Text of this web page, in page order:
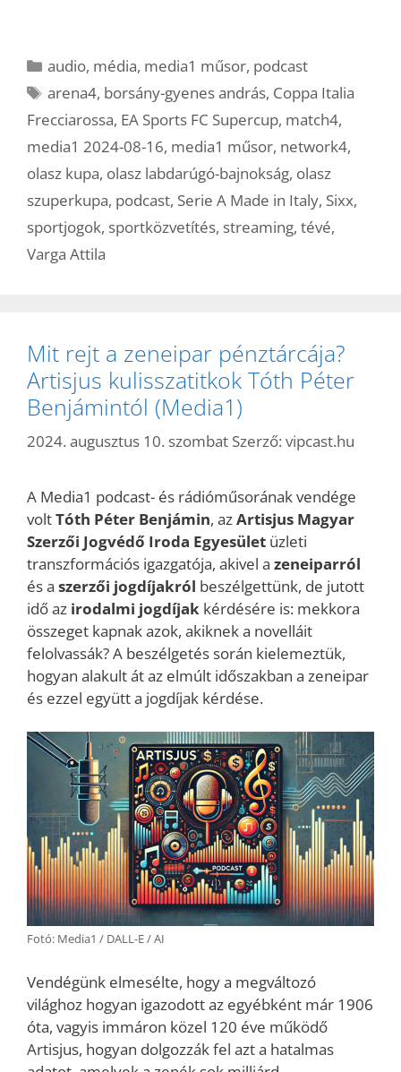
Kategória
audio, média, media1 műsor, podcast
Címkék
arena4, borsány-gyenes andrás, Coppa Italia
Frecciarossa, EA Sports FC Supercup, match4,
media1 2024-08-16, media1 műsor, network4,
olasz kupa, olasz labdarúgó-bajnokság, olasz
szuperkupa, podcast, Serie A Made in Italy, Sixx,
sportjogok, sportközvetítés, streaming, tévé,
Varga Attila
Mit rejt a zeneipar pénztárcája?
Artisjus kulisszatitkok Tóth Péter
Benjámintól (Media1)
2024. augusztus 10. szombat Szerző: vipcast.hu
A Media1 podcast- és rádióműsorának vendége
voltTóth Péter Benjámin, azArtisjus Magyar
Szerzői Jogvédő Iroda Egyesület üzleti
transzformációs igazgatója, akivel a zeneiparról
és a szerzői jogdíjakról beszélgettünk, de jutott
idő az irodalmi jogdíjak kérdésére is: mekkora
összeget kapnak azok, akiknek a novelláit
felolvassák? A beszélgetés során kielemeztük,
hogyan alakult át az elmúlt időszakban a zeneipar
és ezzel együtt a jogdíjak kérdése.
Fotó: Media1 / DALL-E / AI
Vendégünk elmesélte, hogy a megváltozó
világhoz hogyan igazodott az egyébként már 1906
óta, vagyis immáron közel 120 éve működő
Artisjus, hogyan dolgozzák fel azt a hatalmas